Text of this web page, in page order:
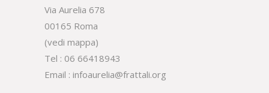
Via Aurelia 678
00165 Roma
(vedi mappa)
Tel : 06 66418943
Email : infoaurelia@frattali.org